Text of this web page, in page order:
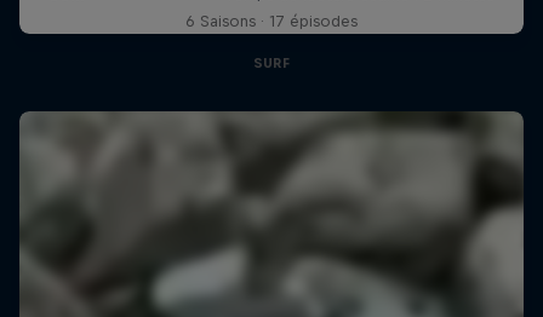
6 Saisons · 17 épisodes
SURF